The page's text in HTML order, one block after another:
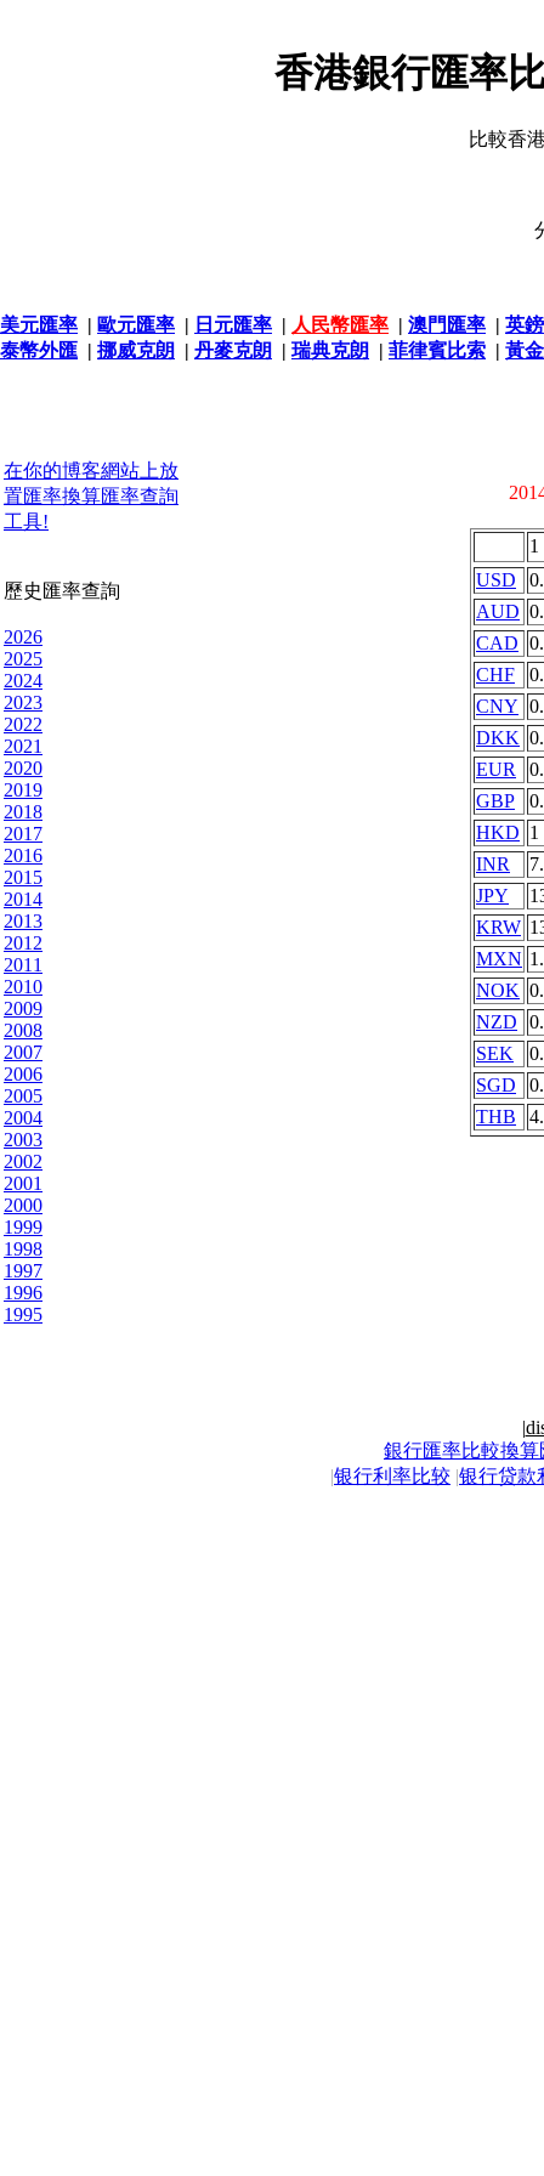
香港銀行匯率
比較香
美元匯率 | 歐元匯率 | 日元匯率 | 人民幣匯率 | 澳門匯率 | 英
泰幣外匯 | 挪威克朗 | 丹麥克朗 | 瑞典克朗 | 菲律賓比索 | 黃
在你的博客網站上放
置匯率換算匯率查詢
工具!
歷史匯率查詢
2026
2025
2024
2023
2022
2021
2020
2019
2018
2017
2016
2015
2014
2013
2012
2011
2010
2009
2008
2007
2006
2005
2004
2003
2002
2001
2000
1999
1998
1997
1996
1995
1
USD
AUD
CAD
CHF
CNY
DKK
EUR
GBP
HKD 1
INR
JPY
KRW
MXN
NOK
NZD
SEK
SGD
THB
|
銀行匯率比較換算
|银行利率比较 |银行贷款